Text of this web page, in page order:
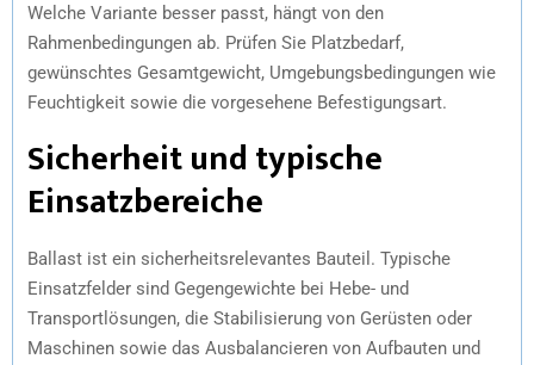
Welche Variante besser passt, hängt von den
Rahmenbedingungen ab. Prüfen Sie Platzbedarf,
gewünschtes Gesamtgewicht, Umgebungsbedingungen wie
Feuchtigkeit sowie die vorgesehene Befestigungsart.
Sicherheit und typische
Einsatzbereiche
Ballast ist ein sicherheitsrelevantes Bauteil. Typische
Einsatzfelder sind Gegengewichte bei Hebe- und
Transportlösungen, die Stabilisierung von Gerüsten oder
Maschinen sowie das Ausbalancieren von Aufbauten und